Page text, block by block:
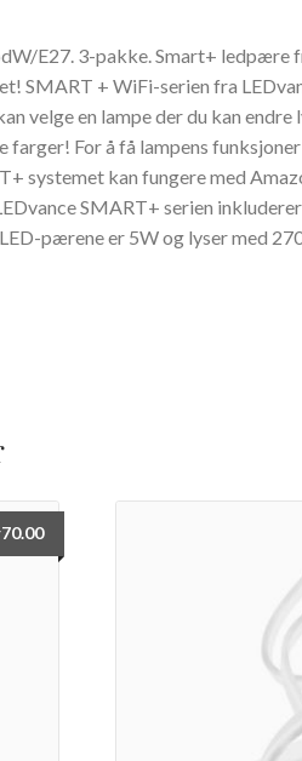
E27. 3-pakke. Smart+ ledpære
SMART + WiFi-serien fra
velge en lampe der du kan
For å få lampens
systemet kan fungere med
SMART+ serien
pærene er 5W og lyser med
70.00